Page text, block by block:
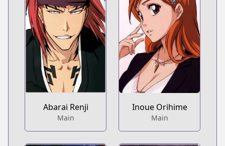
Abarai Renji
Main
Inoue Orihime
Main